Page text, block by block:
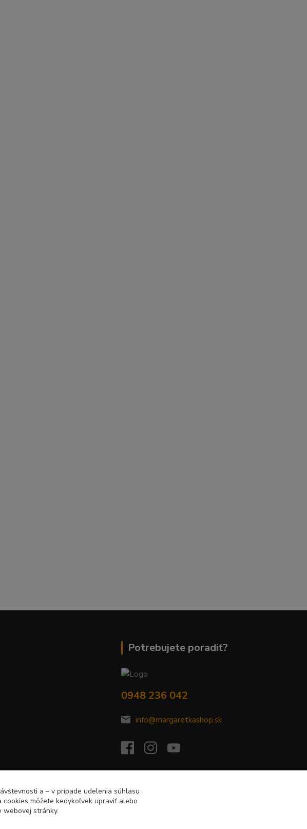
Potrebujete poradiť?
0948 236 042
info@margaretkashop.sk
a – v prípade udelenia súhlasu
môžete kedykoľvek upraviť alebo
webovej stránky.